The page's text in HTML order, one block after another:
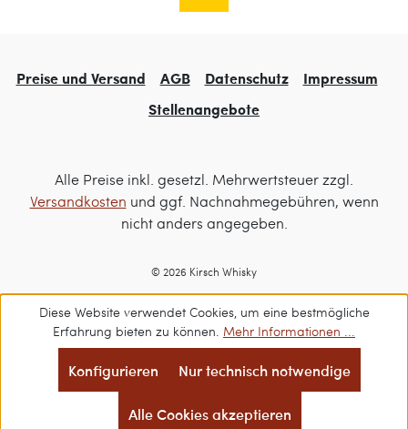
Preise und Versand AGB Datenschutz
Impressum
Stellenangebote
Alle Preise inkl. gesetzl. Mehrwertsteuer zzgl.
Versandkosten und ggf. Nachnahmegebühren, wenn
nicht anders angegeben.
© 2026 Kirsch Whisky
Diese Website verwendet Cookies, um eine bestmögliche
Erfahrung bieten zu können. Mehr Informationen ...
Nur technisch notwendige
Konfigurieren
Alle Cookies akzeptieren